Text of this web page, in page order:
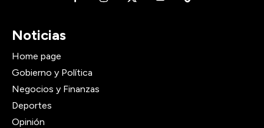
Noticias
Home page
Gobierno y Política
Negocios y Finanzas
Deportes
Opinión